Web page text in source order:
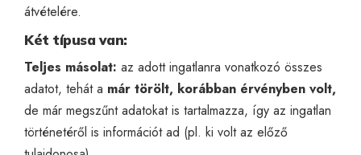
átvételére.
Két típusa van:
Teljes másolat: az adott ingatlanra vonatkozó összes
adatot, tehát a már törölt, korábban érvényben volt,
de már megszűnt adatokat is tartalmazza, így az ingatlan
történetéről is információt ad (pl. ki volt az előző